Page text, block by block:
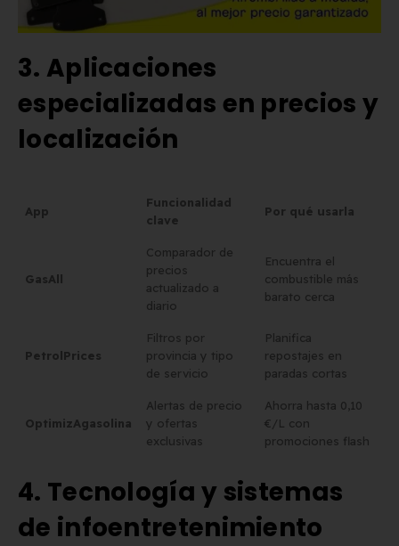
3. Aplicaciones
especializadas en precios y
localización
App
Funcionalidad
clave
Por qué usarla
GasAll
Comparador de
precios
actualizado a
diario
Encuentra el
combustible más
barato cerca
PetrolPrices
Filtros por
provincia y tipo
de servicio
Planifica
repostajes en
paradas cortas
OptimizAgasolina
Alertas de precio
y ofertas
exclusivas
Ahorra hasta 0,10
€/L con
promociones flash
4. Tecnología y sistemas
de infoentretenimiento